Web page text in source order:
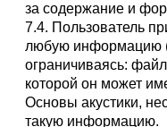
за содержание и
7.4. Пользователь
любую информацию
ограничиваясь:
которой он может
Основы акустики,
такую информацию.